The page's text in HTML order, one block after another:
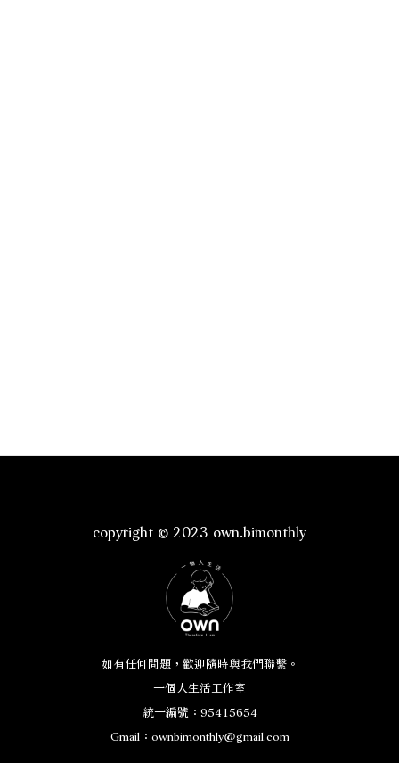
copyright © 2023 own.bimonthly
如有任何問題，歡迎隨時與我們聯繫。
一個人生活工作室
統一編號：95415654
Gmail： ownbimonthly@gmail.com